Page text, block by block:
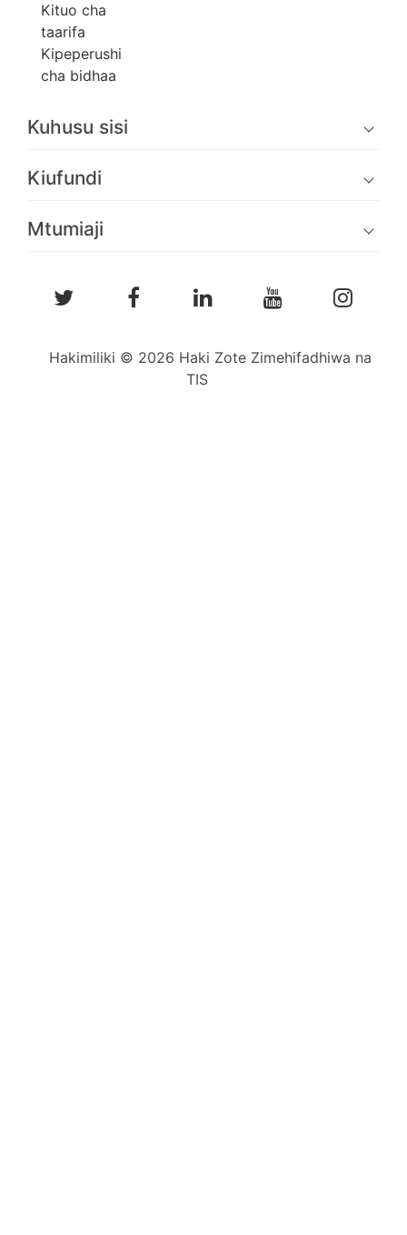
Kituo cha
taarifa
Kipeperushi
cha bidhaa
Kuhusu sisi
Kiufundi
Mtumiaji
Hakimiliki © 2026 Haki Zote Zimehifadhiwa na
TIS